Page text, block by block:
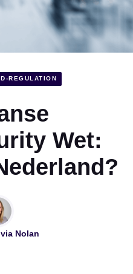
REGULATION
Wet:
Nolan